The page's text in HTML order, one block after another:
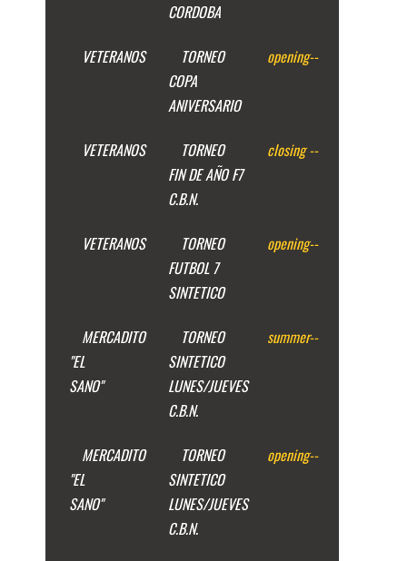
CORDOBA
VETERANOS
TORNEO
COPA
ANIVERSARIO
opening--
VETERANOS
TORNEO
FIN DE AÑO F7
C.B.N.
closing --
VETERANOS
TORNEO
FUTBOL 7
SINTETICO
opening--
MERCADITO
"EL
SANO"
TORNEO
SINTETICO
LUNES/JUEVES
C.B.N.
summer--
MERCADITO
"EL
SANO"
TORNEO
SINTETICO
LUNES/JUEVES
C.B.N.
opening--